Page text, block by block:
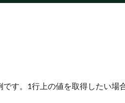
す。1行上の値を取得したい場